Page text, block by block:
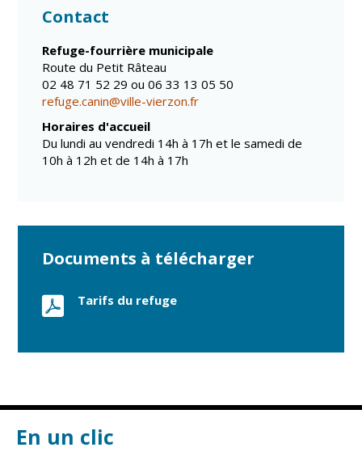
Contrat local
de santé
Établissements
de soins
Pharmacies de
garde
Découvrir
Archives du
vendredi
Équipements
associations
des
Contact
Refuge-fourrière municipale
Route du Petit Râteau
02 48 71 52 29 ou 06 33 13 05 50
refuge.canin@ville-vierzon.fr
Horaires d'accueil
Du lundi au vendredi 14h à 17h et le samedi de
10h à 12h et de 14h à 17h
Documents à télécharger
Tarifs du refuge
En un clic